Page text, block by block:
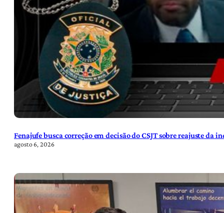
Fenajufe busca correção em decisão do CSJT sobre reajuste da
agosto 6, 2026